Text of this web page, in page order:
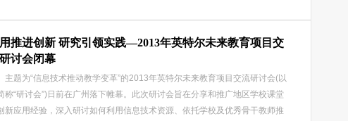
推进创新 研究引领实践—2013年英特尔未来教育项目交
讨会闭幕
题为“信息技术推动教学变革”的2013年英特尔未来教育项目交流研讨会(以
称“研讨会”)日前在广州落下帷幕。此次研讨会旨在分享和推广地区学校课堂
新应用经验，深入研讨如何利用信息技术资源、依托学校及优秀骨干教师推